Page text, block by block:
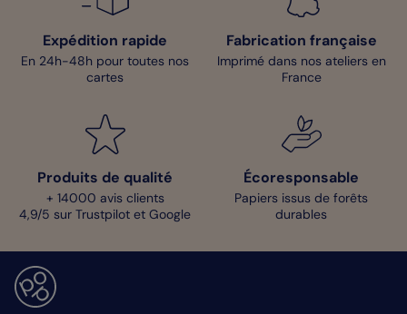
Expédition rapide
En 24h-48h pour toutes nos
cartes
Fabrication française
Imprimé dans nos ateliers en
France
Produits de qualité
+ 14000 avis clients
4,9/5 sur Trustpilot et Google
Écoresponsable
Papiers issus de forêts
durables